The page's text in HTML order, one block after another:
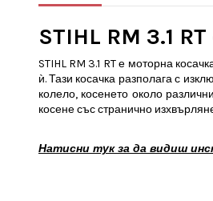
STIHL RM 3.1
STIHL RM 3.1 RT е моторна
ѝ. Тази косачка разполага с
колело, косенето около
косене със странично
Натисни тук за да видиш